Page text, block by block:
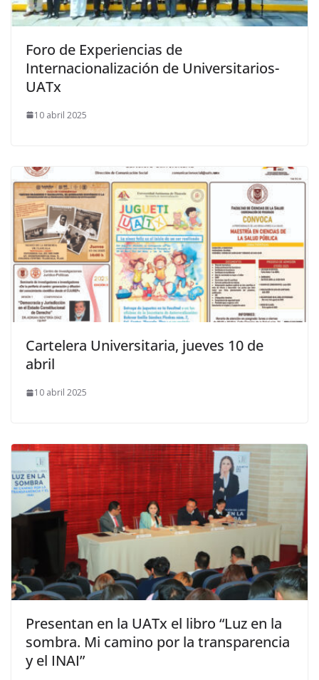
Foro de Experiencias de
Internacionalización de Universitarios-
UATx
10 abril 2025
Cartelera Universitaria, jueves 10 de
abril
10 abril 2025
Presentan en la UATx el libro “Luz en la
sombra. Mi camino por la transparencia
y el INAI”